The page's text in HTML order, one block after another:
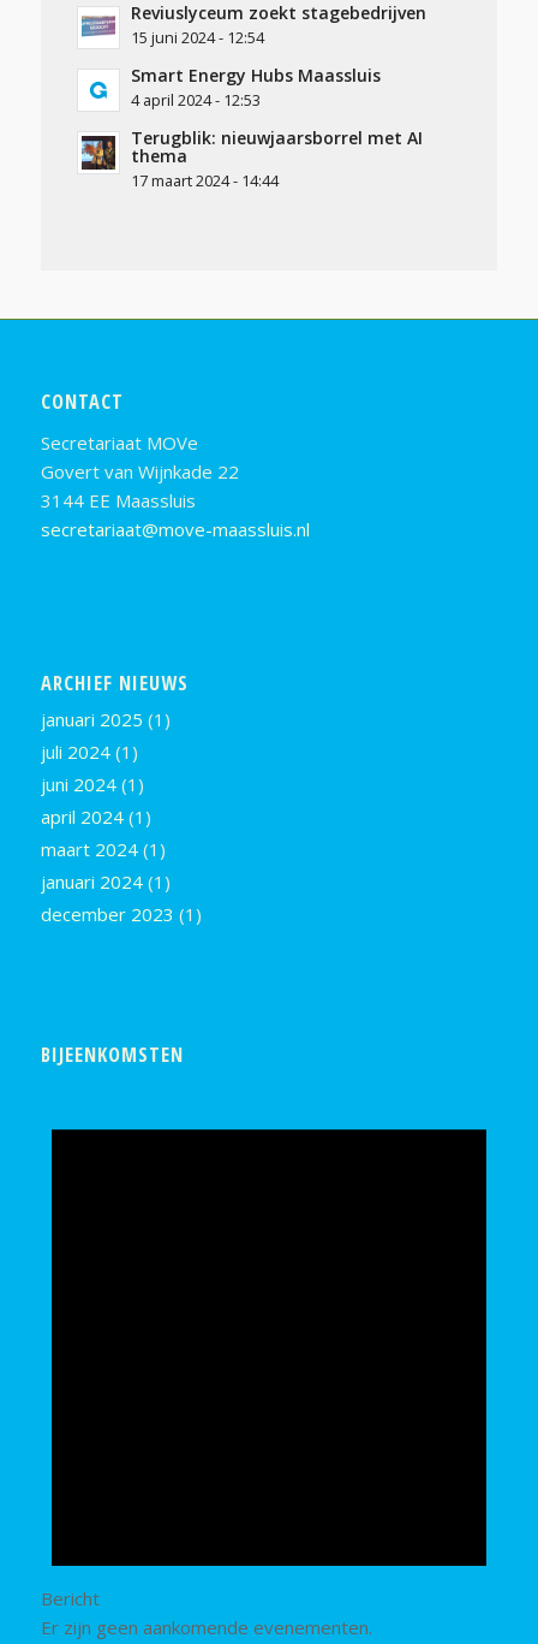
Reviuslyceum zoekt stagebedrijven
15 juni 2024 - 12:54
Smart Energy Hubs Maassluis
4 april 2024 - 12:53
Terugblik: nieuwjaarsborrel met AI
thema
17 maart 2024 - 14:44
CONTACT
Secretariaat MOVe
Govert van Wijnkade 22
3144 EE Maassluis
secretariaat@move-maassluis.nl
ARCHIEF NIEUWS
januari 2025 (1)
juli 2024(1)
juni 2024(1)
april 2024(1)
maart 2024(1)
januari 2024(1)
december 2023 (1)
BIJEENKOMSTEN
Bericht
Er zijn geen aankomende evenementen.